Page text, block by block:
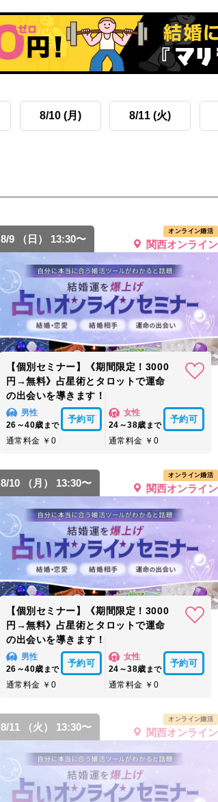
8/10 (月) 8/11 (火)
8/9 （日） 13:30〜
オンライン婚活
関西オンライン
【個別セミナー】《期間限定！3000
円→無料》占星術とタロットで運命
の出会いを導きます！
男性
26～40歳 まで
予約可
通常料金 ￥0
女性
24～38歳 まで
予約可
通常料金 ￥0
8/10 （月） 13:30〜
オンライン婚活
関西オンライン
【個別セミナー】《期間限定！3000
円→無料》占星術とタロットで運命
の出会いを導きます！
男性
26～40歳 まで
予約可
通常料金 ￥0
女性
24～38歳 まで
予約可
通常料金 ￥0
8/11 （火） 13:30〜
オンライン婚活
関西オンライン